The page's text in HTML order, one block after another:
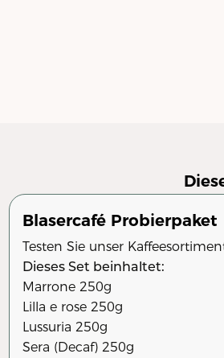
Blasercafé Probierpaket
Testen Sie unser
Dieses Set beinhaltet:
Marrone 250g
Lilla e rose 250g
Lussuria 250g
Sera (Decaf) 250g